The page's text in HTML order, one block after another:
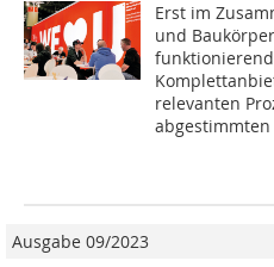
Erst im
und
relevanten
Ausgabe 09/2023